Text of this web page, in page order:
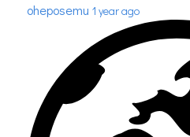
oheposemu 1 year ago